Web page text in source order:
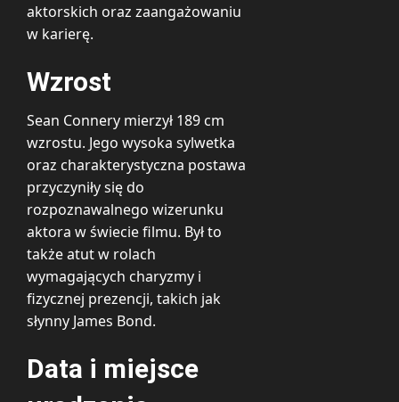
aktorskich oraz zaangażowaniu
w karierę.
Wzrost
Sean Connery mierzył 189 cm
wzrostu. Jego wysoka sylwetka
oraz charakterystyczna postawa
przyczyniły się do
rozpoznawalnego wizerunku
aktora w świecie filmu. Był to
także atut w rolach
wymagających charyzmy i
fizycznej prezencji, takich jak
słynny James Bond.
Data i miejsce